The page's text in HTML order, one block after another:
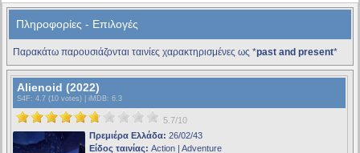
Πληροφορίες - Επιλογές
Παρακάτω παρουσιάζονται ταινίες χαρακτηρισμένες ως *past and present*
Alienoid (2022)
S4F : 4.7 (10 votes) | iMDB: 6.3
5.7/10
Πρεμιέρα Ελλάδα: 26/02/43
Είδος ταινίας: Action | Adventure